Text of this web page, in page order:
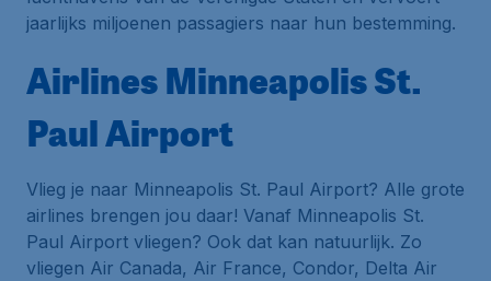
jaarlijks miljoenen passagiers naar hun bestemming.
Airlines Minneapolis St.
Paul Airport
Vlieg je naar Minneapolis St. Paul Airport? Alle grote
airlines brengen jou daar! Vanaf Minneapolis St.
Paul Airport vliegen? Ook dat kan natuurlijk. Zo
vliegen Air Canada, Air France, Condor, Delta Air